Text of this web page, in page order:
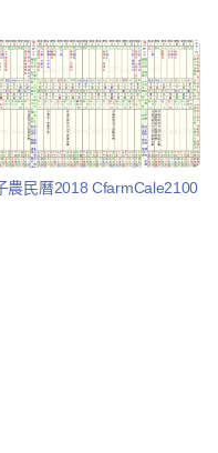
農民曆2018 CfarmCale2100